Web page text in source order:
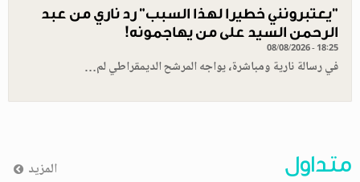
"يعتبرونني خطيرا لهذا السبب" رد ناري من عبد
الرحمن السيد على من يهاجمونه!
08/08/2026 - 18:25
في رسالة نارية ومباشرة، يواجه المرشح الديمقراطي لم…
متداول المزيد